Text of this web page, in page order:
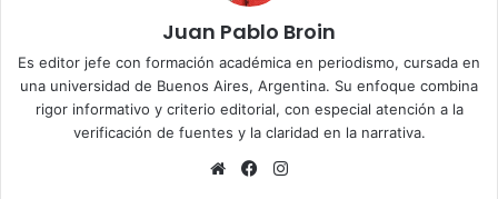
Juan Pablo Broin
Es editor jefe con formación académica en periodismo, cursada en
una universidad de Buenos Aires, Argentina. Su enfoque combina
rigor informativo y criterio editorial, con especial atención a la
verificación de fuentes y la claridad en la narrativa.
Sitio
Facebook